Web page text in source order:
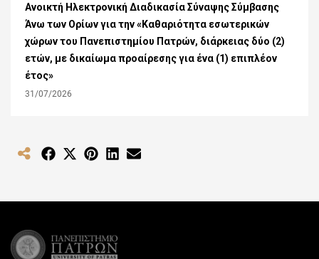
Ανοικτή Ηλεκτρονική Διαδικασία Σύναψης Σύμβασης
Άνω των Ορίων για την «Καθαριότητα εσωτερικών
χώρων του Πανεπιστημίου Πατρών, διάρκειας δύο (2)
ετών, με δικαίωμα προαίρεσης για ένα (1) επιπλέον
έτος»
31/07/2026
Share Share
(Twitter)
Share Share